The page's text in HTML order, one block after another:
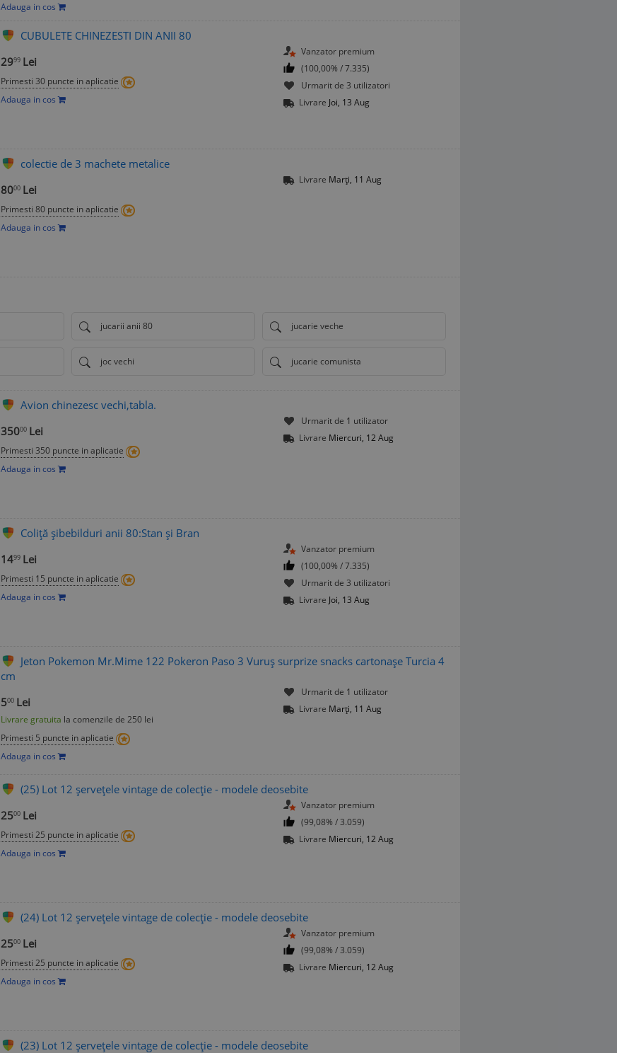
Adauga in cos
CUBULETE CHINEZESTI DIN ANII 80
2999 Lei
Primesti 30 puncte in aplicatie
Adauga in cos
Vanzator premium
(100,00% / 7.335)
Urmarit de 3 utilizatori
Livrare Joi, 13 Aug
colectie de 3 machete metalice
8000 Lei
Primesti 80 puncte in aplicatie
Adauga in cos
Livrare Marți, 11 Aug
jucarii anii 80 jucarie veche
joc vechi jucarie comunista
Avion chinezesc vechi,tabla.
35000 Lei
Primesti 350 puncte in aplicatie
Adauga in cos
Urmarit de 1 utilizator
Livrare Miercuri, 12 Aug
Coliță șibebilduri anii 80:Stan și Bran
1499 Lei
Primesti 15 puncte in aplicatie
Adauga in cos
Vanzator premium
(100,00% / 7.335)
Urmarit de 3 utilizatori
Livrare Joi, 13 Aug
Jeton Pokemon Mr.Mime 122 Pokeron Paso 3 Vuruș surprize snacks cartonașe Turcia 4
cm
500 Lei
Livrare gratuita la comenzile de 250 lei
Primesti 5 puncte in aplicatie
Adauga in cos
Urmarit de 1 utilizator
Livrare Marți, 11 Aug
(25) Lot 12 șervețele vintage de colecție - modele deosebite
2500 Lei
Primesti 25 puncte in aplicatie
Adauga in cos
Vanzator premium
(99,08% / 3.059)
Livrare Miercuri, 12 Aug
(24) Lot 12 șervețele vintage de colecție - modele deosebite
2500 Lei
Primesti 25 puncte in aplicatie
Adauga in cos
Vanzator premium
(99,08% / 3.059)
Livrare Miercuri, 12 Aug
(23) Lot 12 șervețele vintage de colecție - modele deosebite